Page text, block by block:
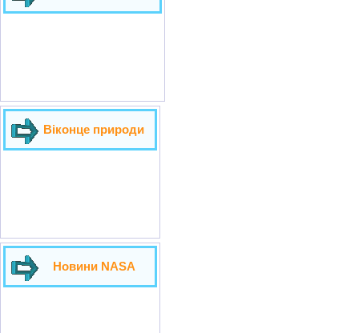
Віконце природи
Новини NASA